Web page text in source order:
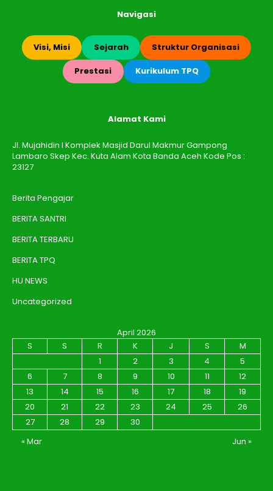
Navigasi
Visi, Misi Sejarah Struktur Organisasi
Prestasi Kurikulum TPQ
Alamat Kami
Jl. Mujahidin I Komplek Masjid Darul Makmur Gampong
Lambaro Skep Kec. Kuta Alam Kota Banda Aceh Kode Pos :
23127
Berita Pengajar
BERITA SANTRI
BERITA TERBARU
BERITA TPQ
HU NEWS
Uncategorized
April 2026
S
S R K J S
M
1
2 3 4
5
6
7 8 9 10 11
12
13
14 15 16 17 18
19
20
21 22 23 24 25
26
27
28 29
30
« Mar
Jun »